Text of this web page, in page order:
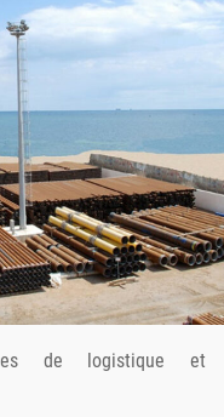
de logistique et